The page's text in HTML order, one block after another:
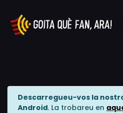
Descarregueu-vos la
Android. La trobareu en